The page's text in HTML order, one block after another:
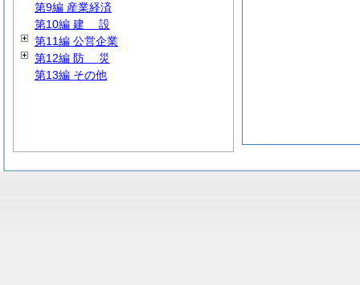
第9編 産業経済
第10編 建 設
第11編 公営企業
第12編 防 災
第13編 その他